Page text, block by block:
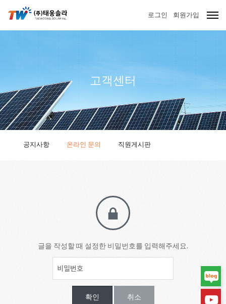
로그인 회원가입
고객센터
공지사항 온라인 문의 직원게시판
글을 작성할 때 설정한 비밀번호를 입력해주세요.
확인 취소